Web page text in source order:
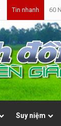
Tin nhanh 60
Suy niệm